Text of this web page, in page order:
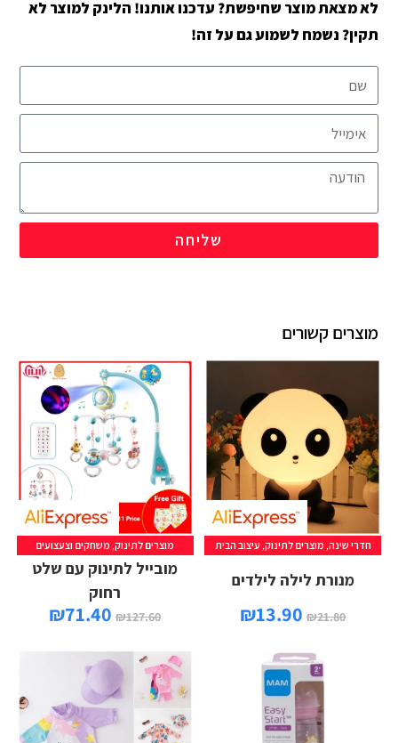
לא מצאת מוצר שחיפשת? עדכנו אותנו! הלינק למוצר לא
תקין? נשמח לשמוע גם על זה!
שליחה
מוצרים קשורים
חדרי שינה, מוצרים לתינוק, עיצוב הבית
מנורת לילה לילדים
₪21.80
₪13.90
מוצרים לתינוק, משחקים וצעצועים
מובייל לתינוק עם שלט
רחוק
₪127.60
₪71.40